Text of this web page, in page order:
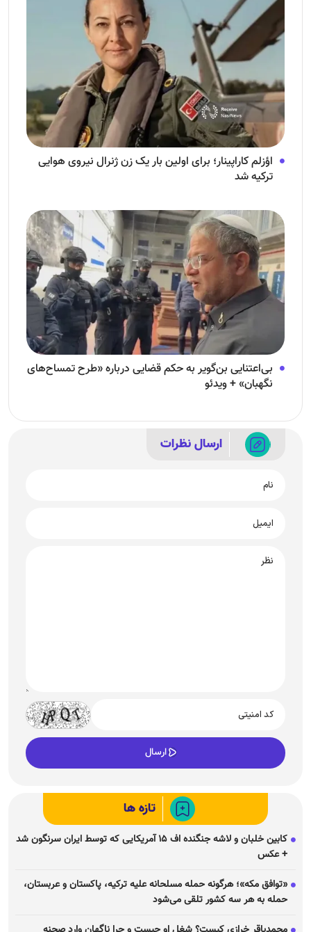
اؤزلم کاراپینار؛ برای اولین بار یک زن ژنرال نیروی هوایی
ترکیه شد
بی‌اعتنایی بن‌گویر به حکم قضایی درباره «طرح تمساح‌های
نگهبان» + ویدئو
ارسال نظرات
تازه ها
کابین خلبان و لاشه جنگنده اف ۱۵ آمریکایی که توسط ایران سرنگون شد
+ عکس
«توافق مکه»؛ هرگونه حمله مسلحانه علیه ترکیه، پاکستان و عربستان،
حمله به هر سه کشور تلقی می‌شود